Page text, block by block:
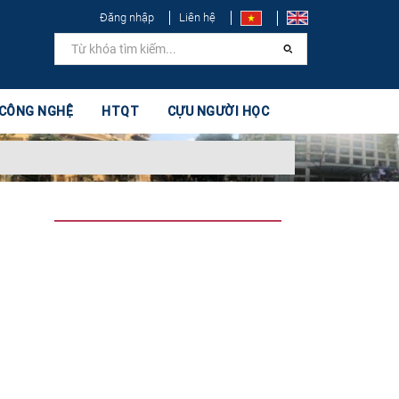
Đăng nhập Liên hệ
NGHỆ HTQT CỰU NGƯỜI HỌC